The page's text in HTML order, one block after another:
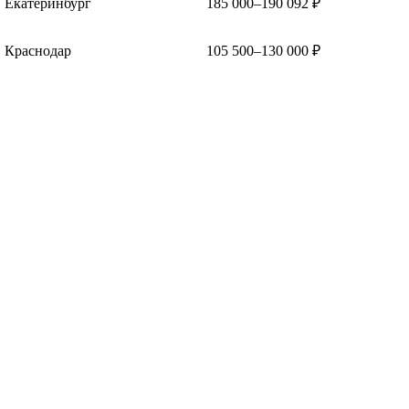
Краснодар 105 500–130 000 ₽